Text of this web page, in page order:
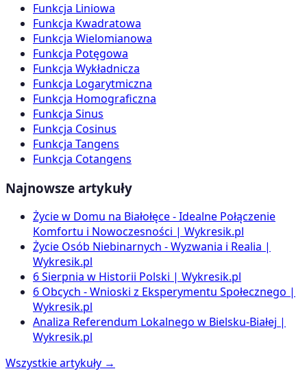
Funkcja Liniowa
Funkcja Kwadratowa
Funkcja Wielomianowa
Funkcja Potęgowa
Funkcja Wykładnicza
Funkcja Logarytmiczna
Funkcja Homograficzna
Funkcja Sinus
Funkcja Cosinus
Funkcja Tangens
Funkcja Cotangens
Najnowsze artykuły
Życie w Domu na Białołęce - Idealne Połączenie
Komfortu i Nowoczesności | Wykresik.pl
Życie Osób Niebinarnych - Wyzwania i Realia |
Wykresik.pl
6 Sierpnia w Historii Polski | Wykresik.pl
6 Obcych - Wnioski z Eksperymentu Społecznego |
Wykresik.pl
Analiza Referendum Lokalnego w Bielsku-Białej |
Wykresik.pl
Wszystkie artykuły →